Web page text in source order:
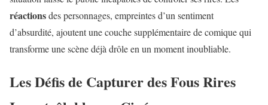
réactionsdes personnages, empreintes d’un sentiment
d’absurdité, ajoutent une couche supplémentaire de comique qui
transforme une scène déjà drôle en un moment inoubliable.
Les Défis de Capturer des Fous Rires